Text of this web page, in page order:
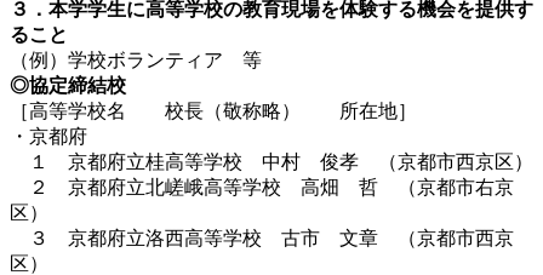
３．本学学生に高等学校の教育現場を体験する機会を提供す
ること
（例）学校ボランティア 等
◎協定締結校
［高等学校名 校長（敬称略） 所在地］
・京都府
１ 京都府立桂高等学校 中村 俊孝 （京都市西京区）
２ 京都府立北嵯峨高等学校 高畑 哲 （京都市右京
区）
３ 京都府立洛西高等学校 古市 文章 （京都市西京
区）